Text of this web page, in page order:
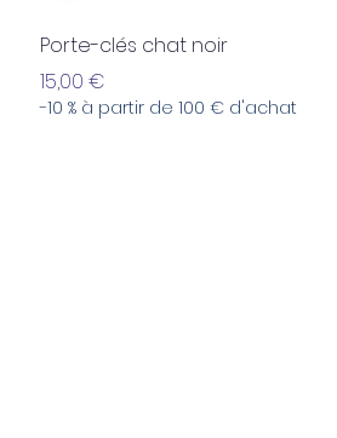
Aperçu rapide
Porte-clés chat noir
Prix
15,00 €
-10 % à partir de 100 € d'achat